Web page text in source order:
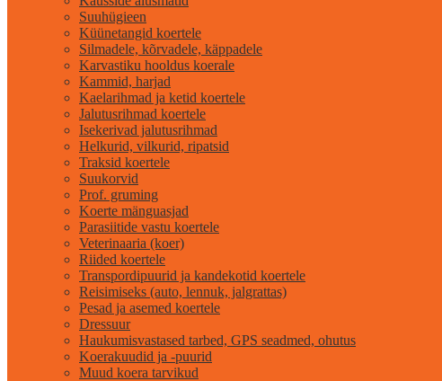
Suuhügieen
Küünetangid koertele
Silmadele, kõrvadele, käppadele
Karvastiku hooldus koerale
Kammid, harjad
Kaelarihmad ja ketid koertele
Jalutusrihmad koertele
Isekerivad jalutusrihmad
Helkurid, vilkurid, ripatsid
Traksid koertele
Suukorvid
Prof. gruming
Koerte mänguasjad
Parasiitide vastu koertele
Veterinaaria (koer)
Riided koertele
Transpordipuurid ja kandekotid koertele
Reisimiseks (auto, lennuk, jalgrattas)
Pesad ja asemed koertele
Dressuur
Haukumisvastased tarbed, GPS seadmed, ohutus
Koerakuudid ja -puurid
Muud koera tarvikud